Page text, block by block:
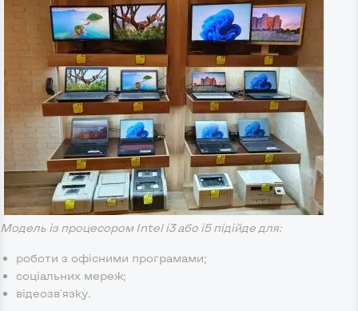
Модель із процесором Intel i3 або i5 підійде для:
роботи з офісними програмами;
соціальних мереж;
відеозв'язку.